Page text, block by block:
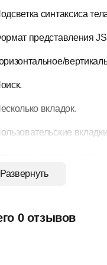
синтаксиса
представления
вкладок.
и
Развернуть
0 отзывов